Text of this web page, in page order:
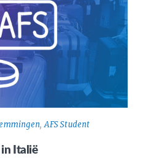
,AFS Student
Italië